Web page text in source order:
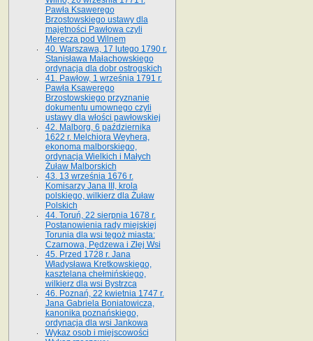
Pawła Ksawerego
Brzostowskiego ustawy dla
majętności Pawłowa czyli
Merecza pod Wilnem
40. Warszawa, 17 lutego 1790 r.
Stanisława Małachowskiego
ordynacja dla dobr ostrogskich
41. Pawłow, 1 września 1791 r.
Pawła Ksawerego
Brzostowskiego przyznanie
dokumentu umownego czyli
ustawy dla włości pawłowskiej
42. Malborg, 6 października
1622 r. Melchiora Weyhera,
ekonoma malborskiego,
ordynacja Wielkich i Małych
Żuław Malborskich
43. 13 września 1676 r.
Komisarzy Jana III, krola
polskiego, wilkierz dla Żuław
Polskich
44. Toruń, 22 sierpnia 1678 r.
Postanowienia rady miejskiej
Torunia dla wsi tegoż miasta:
Czarnowa, Pędzewa i Złej Wsi
45. Przed 1728 r. Jana
Władysława Kretkowskiego,
kasztelana chełmińskiego,
wilkierz dla wsi Bystrzca
46. Poznań, 22 kwietnia 1747 r.
Jana Gabriela Boniatowicza,
kanonika poznańskiego,
ordynacja dla wsi Jankowa
Wykaz osob i miejscowości